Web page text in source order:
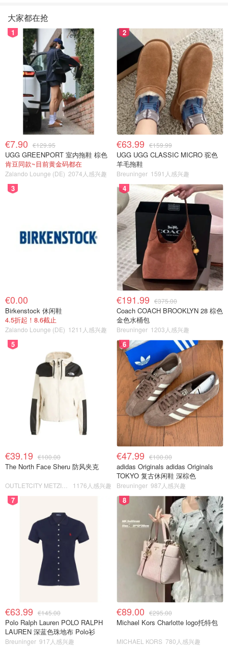
大家都在抢
1
€7.90 €129.95
UGG GREENPORT 室内拖鞋 棕色
肯豆同款~目前黄金码都在
Zalando Lounge (DE) 2074人感兴趣
2
€63.99 €159.99
UGG UGG CLASSIC MICRO 驼色
羊毛拖鞋
Breuninger 1591人感兴趣
3
€0.00
Birkenstock 休闲鞋
4.5折起！8.6截止
Zalando Lounge (DE) 1211人感兴趣
4
€191.99 €375.00
Coach COACH BROOKLYN 28 棕色
金色水桶包
Breuninger 1203人感兴趣
5
€39.19 €100.00
The North Face Sheru 防风夹克
1176人感兴趣
6
€47.99 €100.00
adidas Originals adidas Originals
TOKYO 复古休闲鞋 深棕色
Breuninger 987人感兴趣
7
€63.99 €145.00
Polo Ralph Lauren POLO RALPH
LAUREN 深蓝色珠地布 Polo衫
Breuninger 917人感兴趣
8
€89.00 €295.00
Michael Kors Charlotte logo托特包
MICHAEL KORS 780人感兴趣